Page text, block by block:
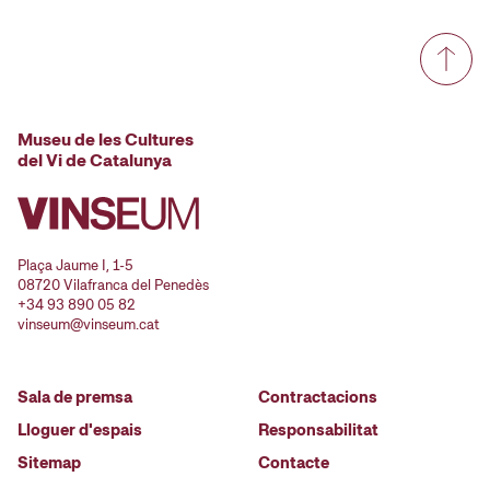
Museu de les Cultures
del Vi de Catalunya
Plaça Jaume I, 1-5
08720 Vilafranca del Penedès
+34 93 890 05 82
vinseum@vinseum.cat
Sala de premsa
Lloguer d'espais
Sitemap
Contractacions
Responsabilitat
Contacte